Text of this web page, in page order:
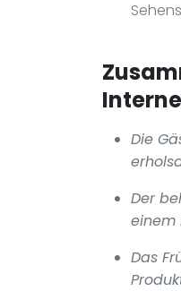
Die
Der
einem
Das